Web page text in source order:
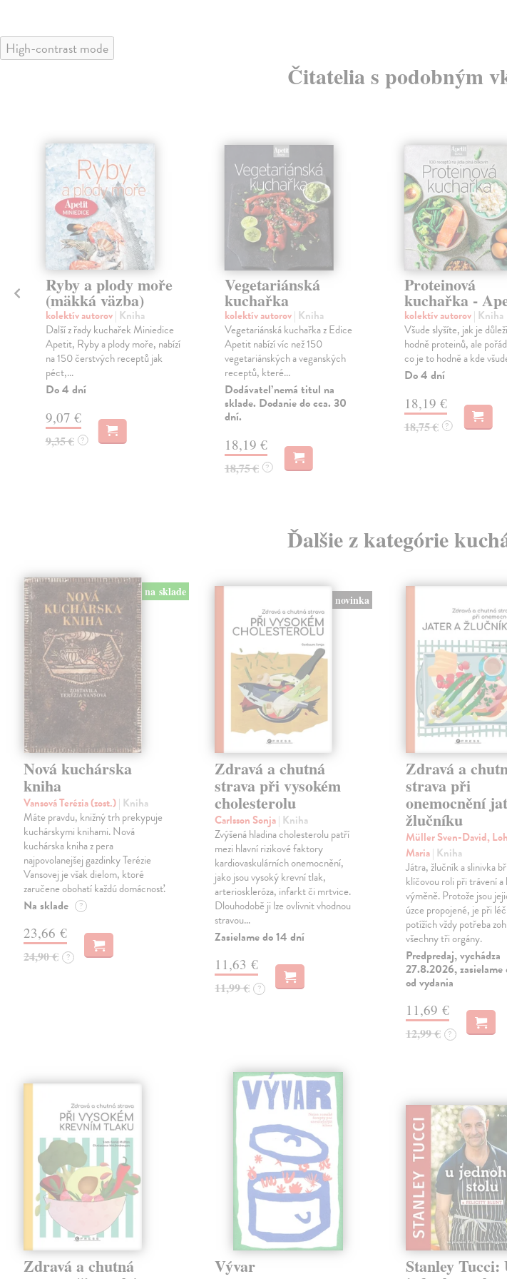
High-contrast mode
Čitatelia s podobným
Ryby a plody moře
(mäkká väzba)
kolektív autorov| Kniha
Další z řady kuchařek Miniedice
Apetit, Ryby a plody moře, nabízí
na 150 čerstvých receptů jak
péct,...
Do 4 dní
9,07 €
9,35 € ?
Vegetariánská
kuchařka
kolektív autorov| Kniha
Vegetariánská kuchařka z Edice
Apetit nabízí víc než 150
vegetariánských a veganských
receptů, které...
Dodávateľ nemá titul na
sklade. Dodanie do cca. 30
dní.
18,19 €
18,75 € ?
Proteinová
kuchařka -
kolektív autorov| Kniha
Všude slyšíte, jak je
hodně proteinů, ale
co je to hodně a kde
Do 4 dní
18,19 €
18,75 € ?
Ďalšie z kategórie
na sklade
Nová kuchárska
kniha
Vansová Terézia (zost.)| Kniha
Máte pravdu, knižný trh prekypuje
kuchárskymi knihami. Nová
kuchárska kniha z pera
najpovolanejšej gazdinky Terézie
Vansovej je však dielom, ktoré
zaručene obohatí každú domácnosť.
Na sklade ?
23,66 €
24,90 € ?
novinka
Zdravá a chutná
strava při vysokém
cholesterolu
Carlsson Sonja| Kniha
Zvýšená hladina cholesterolu patří
mezi hlavní rizikové faktory
kardiovaskulárních onemocnění,
jako jsou vysoký krevní tlak,
arterioskleróza, infarkt či mrtvice.
Dlouhodobě ji lze ovlivnit vhodnou
stravou…
Zasielame do 14 dní
11,63 €
11,99 € ?
Zdravá a
strava při
onemocnění
žlučníku
Müller Sven-David,
Maria| Kniha
Játra, žlučník a slinivka
klíčovou roli při trávení a
výměně. Protože jsou
úzce propojené, je při
potížích vždy potřeba
všechny tři orgány.
Predpredaj, vychádza
27.8.2026, zasielame
od vydania
11,69 €
12,99 € ?
Zdravá a chutná Vývar Stanley Tucci: